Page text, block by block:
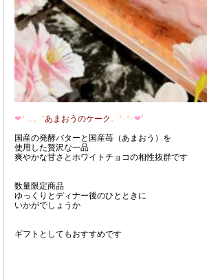
❤*:.｡｡.:*あまおうのケーク ｡.:*･*･❤ﾟ
国産の発酵バターと国産苺（あまおう）を
使用した贅沢な一品
爽やかな甘さとホワイトチョコの相性抜群です
数量限定商品
ゆっくりとディナー後のひとときに
いかがでしょうか
ギフトとしてもおすすめです